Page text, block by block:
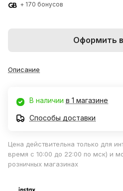
+ 170 бонусов
Оформить в
Описание
В наличии в 1 магазине
Способы доставки
Цена действительна только для
время с 10:00 до 22:00 по мск) и
розничных магазинах